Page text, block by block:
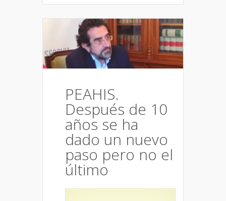
PEAHIS.
Después de 10
años se ha
dado un nuevo
paso pero no el
último